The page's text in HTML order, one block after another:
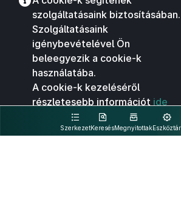
SzerkezetKeresésMegnyitottakEszköztár
szolgáltatásaink biztosításában.
Szolgáltatásaink
igénybevételével Ön
beleegyezik a cookie-k
használatába.
A cookie-k kezeléséről
részletesebb információt ide
kattintva olvashat.